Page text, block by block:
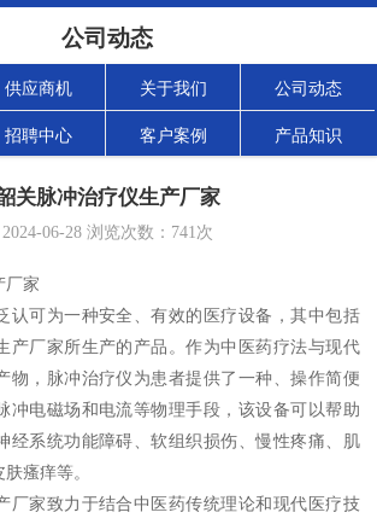
公司动态
供应商机 关于我们 公司动态
招聘中心 客户案例 产品知识
关脉冲治疗仪生产厂家
2024-06-28浏览次数： 741次
厂家
认可为一种安全、有效的医疗设备，其中包括
产厂家所生产的产品。作为中医药疗法与现代
物，脉冲治疗仪为患者提供了一种、操作简便
冲电磁场和电流等物理手段，该设备可以帮助
经系统功能障碍、软组织损伤、慢性疼痛、肌
瘙痒等。
厂家致力于结合中医药传统理论和现代医疗技